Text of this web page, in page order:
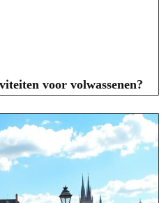
voor volwassenen?